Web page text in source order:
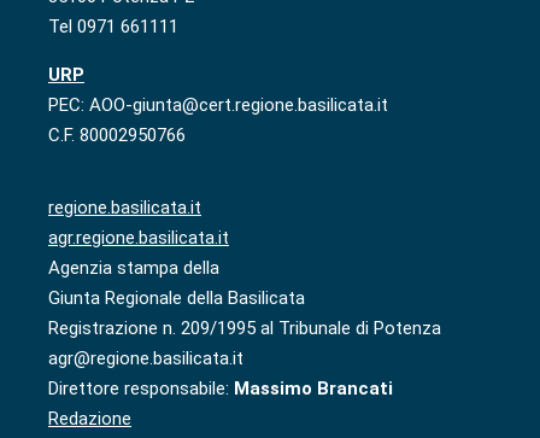
Tel 0971 661111
URP
PEC: AOO-giunta@cert.regione.basilicata.it
C.F. 80002950766
regione.basilicata.it
agr.regione.basilicata.it
Agenzia stampa della
Giunta Regionale della Basilicata
Registrazione n. 209/1995 al Tribunale di Potenza
agr@regione.basilicata.it
Direttore responsabile: Massimo Brancati
Redazione